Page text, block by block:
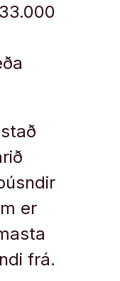
er
frá.